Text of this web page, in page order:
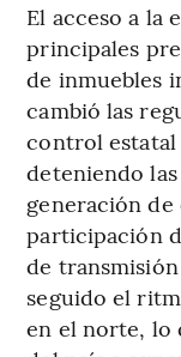
El acceso a la
principales
de inmuebles
cambió las
control
deteniendo las
generación
participación
de
seguido el
en el norte, lo